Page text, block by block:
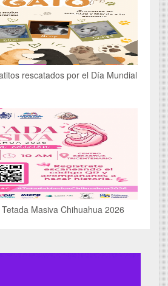
rescatados por el Día Mundial
Masiva Chihuahua 2026